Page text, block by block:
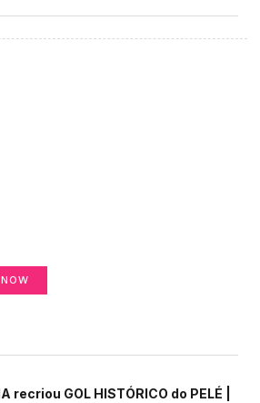
recriou GOL HISTÓRICO do PELÉ |